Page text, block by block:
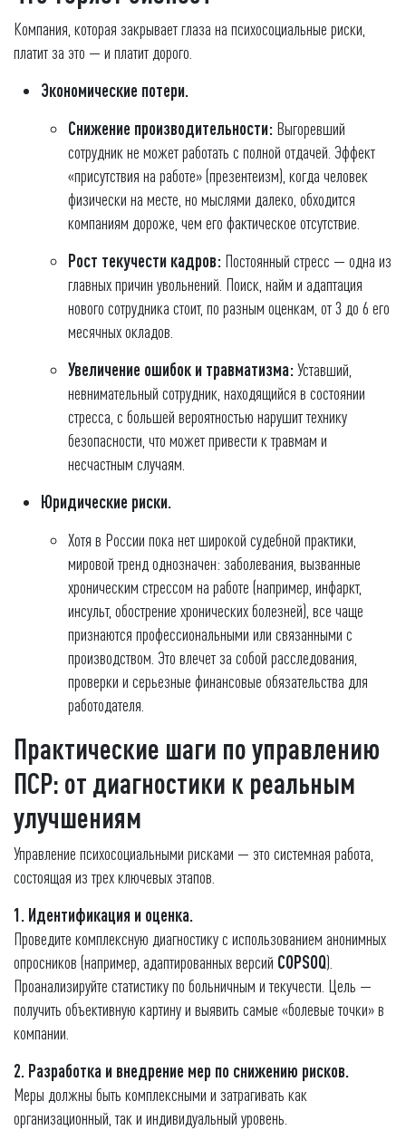
Компания, которая закрывает глаза на психосоциальные риски,
платит за это — и платит дорого.
Экономические потери.
Снижение производительности: Выгоревший
сотрудник не может работать с полной отдачей. Эффект
«присутствия на работе» (презентеизм), когда человек
физически на месте, но мыслями далеко, обходится
компаниям дороже, чем его фактическое отсутствие.
Рост текучести кадров: Постоянный стресс — одна из
главных причин увольнений. Поиск, найм и адаптация
нового сотрудника стоит, по разным оценкам, от 3 до 6 его
месячных окладов.
Увеличение ошибок и травматизма:Уставший,
невнимательный сотрудник, находящийся в состоянии
стресса, с большей вероятностью нарушит технику
безопасности, что может привести к травмам и
несчастным случаям.
Юридические риски.
Хотя в России пока нет широкой судебной практики,
мировой тренд однозначен: заболевания, вызванные
хроническим стрессом на работе (например, инфаркт,
инсульт, обострение хронических болезней), все чаще
признаются профессиональными или связанными с
производством. Это влечет за собой расследования,
проверки и серьезные финансовые обязательства для
работодателя.
Практические шаги по управлению
ПСР: от диагностики к реальным
улучшениям
Управление психосоциальными рисками — это системная работа,
состоящая из трех ключевых этапов.
1. Идентификация и оценка.
Проведите комплексную диагностику с использованием анонимных
опросников (например, адаптированных версий COPSOQ).
Проанализируйте статистику по больничным и текучести. Цель —
получить объективную картину и выявить самые «болевые точки» в
компании.
2. Разработка и внедрение мер по снижению рисков.
Меры должны быть комплексными и затрагивать как
организационный, так и индивидуальный уровень.